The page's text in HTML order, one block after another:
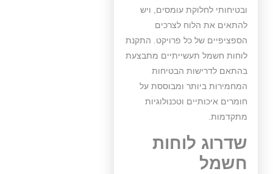
ובטיחותי לחלוקת עומסים, ויש
להתאים את הלוח לצרכים
הספציפיים של כל פרויקט. התקנת
לוחות חשמל תעשייתיים מתבצעת
בהתאם לדרישות הבטיחות
המחמירות ביותר ומבוססת על
חומרים איכותיים וטכנולוגיות
מתקדמות.
שדרוג לוחות
חשמל